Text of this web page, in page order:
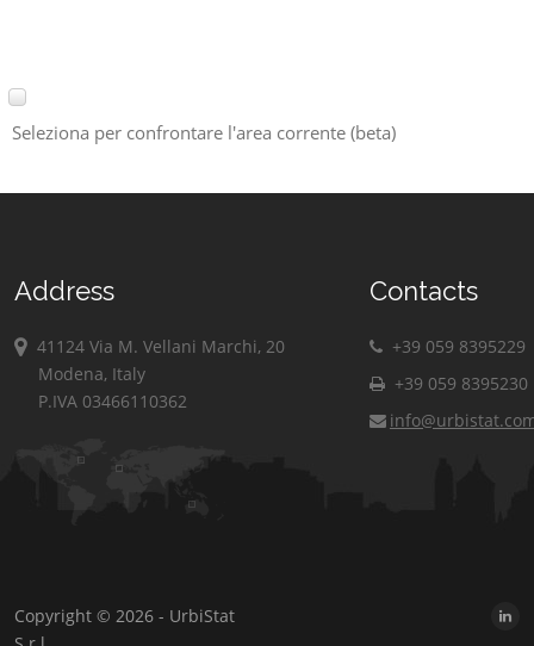
Seleziona per confrontare l'area corrente (beta)
Address
41124 Via M. Vellani Marchi, 20
Modena, Italy
P.IVA 03466110362
Contacts
+39 059 8395229
+39 059 8395230
Copyright © 2026 - UrbiStat